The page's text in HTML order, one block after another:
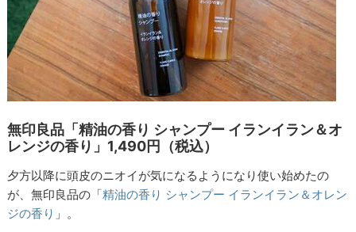
無印良品「精油の香り シャンプー イランイラン＆オ
レンジの香り」1,490円（税込）
夕方以降に頭皮のニオイが気になるようになり使い始めたの
が、無印良品の「精油の香り シャンプー イランイラン＆オレン
ジの香り 」。